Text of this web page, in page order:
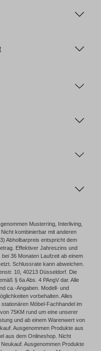
Musterring, Interliving,
kombinierbar mit anderen
Abholbarpreis entspricht dem
Effektiver Jahreszins und
36 Monaten Laufzeit ab einem
Schlussrate kann abweichen.
10, 40213 Düsseldorf. Die
§ 6a Abs. 4 PAngV dar. Alle
ca.-Angaben. Modell- und
vorbehalten. Alles
Möbel-Fachhandel im
75KM rund um eine unserer
und ab einem Warenwert von
Ausgenommen Produkte aus
aus dem Onlineshop. Nicht
Ausgenommen Produkte